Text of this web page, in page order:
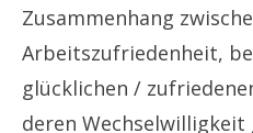
Zusammenhang
Arbeitszufriedenheit,
glücklichen /
deren Wechselwilligkeit